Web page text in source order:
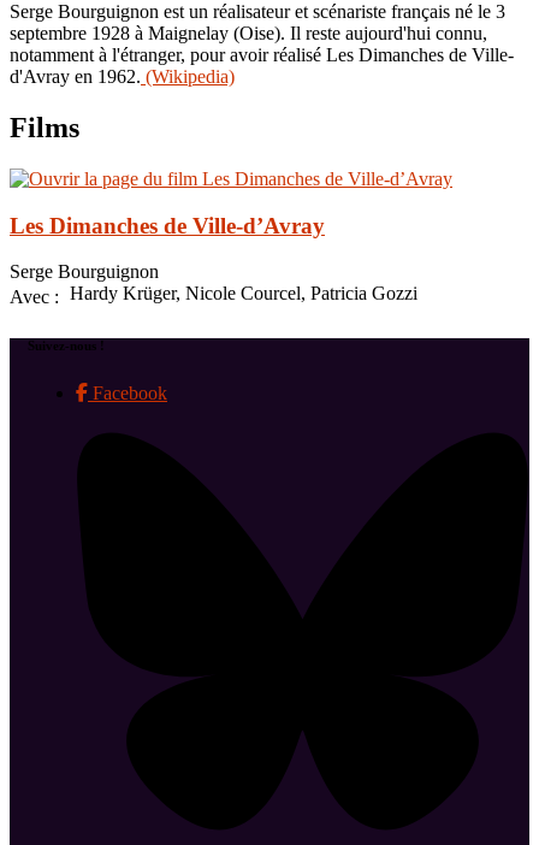
Serge Bourguignon est un réalisateur et scénariste français né le 3
septembre 1928 à Maignelay (Oise). Il reste aujourd'hui connu,
notamment à l'étranger, pour avoir réalisé Les Dimanches de Ville-
d'Avray en 1962. (Wikipedia)
Films
Les Dimanches de Ville-d’Avray
Serge Bourguignon
Avec : Hardy Krüger, Nicole Courcel, Patricia Gozzi
Suivez-nous !
Facebook